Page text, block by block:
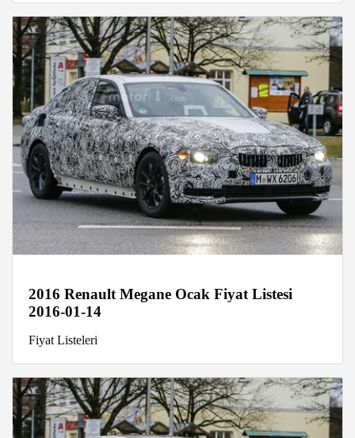
2016 Renault Megane Ocak Fiyat Listesi
2016-01-14
Fiyat Listeleri